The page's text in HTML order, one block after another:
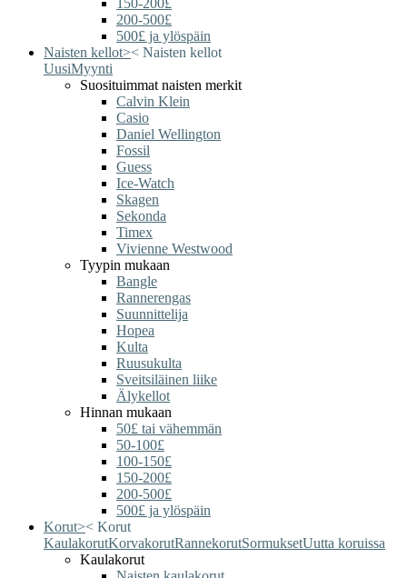
150-200£
200-500£
500£ ja ylöspäin
Naisten kellot>< Naisten kellot
UusiMyynti
Suosituimmat naisten merkit
Calvin Klein
Casio
Daniel Wellington
Fossil
Guess
Ice-Watch
Skagen
Sekonda
Timex
Vivienne Westwood
Tyypin mukaan
Bangle
Rannerengas
Suunnittelija
Hopea
Kulta
Ruusukulta
Sveitsiläinen liike
Älykellot
Hinnan mukaan
50£ tai vähemmän
50-100£
100-150£
150-200£
200-500£
500£ ja ylöspäin
Korut>< Korut
KaulakorutKorvakorutRannekorutSormuksetUutta koruissa
Kaulakorut